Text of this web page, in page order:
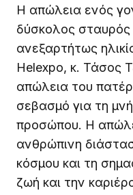
Η απώλεια ενός
δύσκολος σταυρός
ανεξαρτήτως
Helexpo, κ. Τάσος
απώλεια του
σεβασμό για τη
προσώπου. Η
ανθρώπινη
κόσμου και τη
ζωή και την